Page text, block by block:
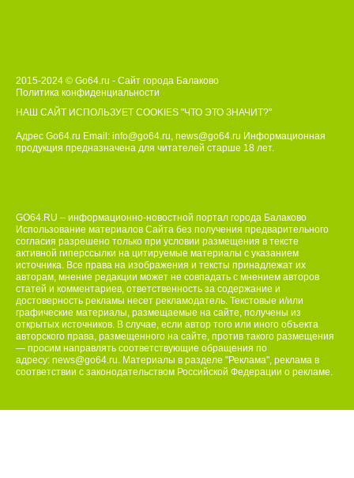
2015-2024 © Go64.ru - Сайт города Балаково
Политика конфиденциальности
НАШ САЙТ ИСПОЛЬЗУЕТ COOKIES "ЧТО ЭТО ЗНАЧИТ?"
Адрес Go64.ru Email: info@go64.ru, news@go64.ru Информационная
продукция предназначена для читателей старше 18 лет.
GO64.RU – информационно-новостной портал города Балаково
Использование материалов Сайта без получения предварительного
согласия разрешено только при условии размещения в тексте
активной гиперссылки на цитируемые материалы с указанием
источника. Все права на изображения и тексты принадлежат их
авторам, мнение редакции может не совпадать с мнением авторов
статей и комментариев, ответственность за содержание и
достоверность рекламы несет рекламодатель. Текстовые и/или
графические материалы, размещаемые на сайте, получены из
открытых источников. В случае, если автор того или иного объекта
авторского права, размещенного на сайте, против такого размещения
— просим направлять соответствующие обращения по
адресу: news@go64.ru. Материалы в разделе "Реклама", реклама в
соответствии с законодательством Российской Федерации о рекламе.